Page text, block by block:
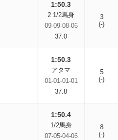
1:50.3
2 1/2馬身
09-09-08-06
37.0
3
(-)
1:50.3
アタマ
01-01-01-01
37.8
5
(-)
1:50.4
1/2馬身
07-05-04-06
8
(-)